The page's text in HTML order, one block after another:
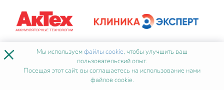
× Мы используемфайлы cookie, чтобы улучшить ваш
пользовательский опыт.
Посещая этот сайт, вы соглашаетесь на использование нами
файлов cookie.